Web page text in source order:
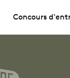
Concours